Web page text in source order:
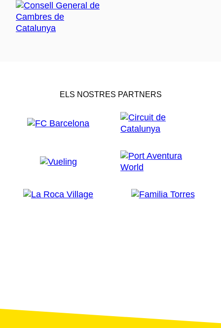
ELS NOSTRES PARTNERS